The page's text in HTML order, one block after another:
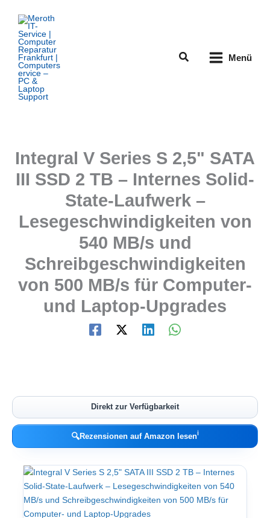
Inhalt
springen
Suchen Menü
Integral V Series S 2,5" SATA
III SSD 2 TB – Internes Solid-
State-Laufwerk –
Lesegeschwindigkeiten von
540 MB/s und
Schreibgeschwindigkeiten
von 500 MB/s für Computer-
und Laptop-Upgrades
Direkt zur Verfügbarkeit
🔍Rezensionen auf Amazon lesenℹ︎